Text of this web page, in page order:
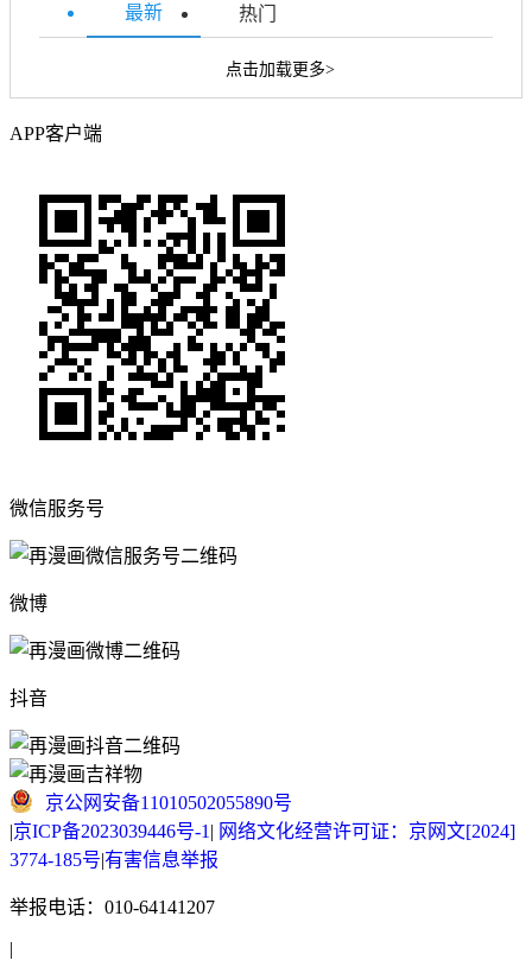
最新 热门
点击加载更多>
APP客户端
微信服务号
微博
抖音
京公网安备11010502055890号
|京ICP备2023039446号-1 | 网络文化经营许可证：京网文[2024]
3774-185号|有害信息举报
举报电话：010-64141207
|